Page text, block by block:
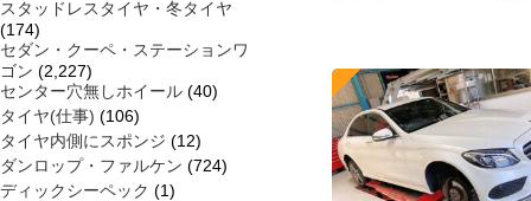
スタッドレスタイヤ・冬タイヤ
(174)
セダン・クーペ・ステーションワ
ゴン (2,227)
センター穴無しホイール (40)
タイヤ(仕事) (106)
タイヤ内側にスポンジ (12)
ダンロップ・ファルケン (724)
ディックシーペック (1)